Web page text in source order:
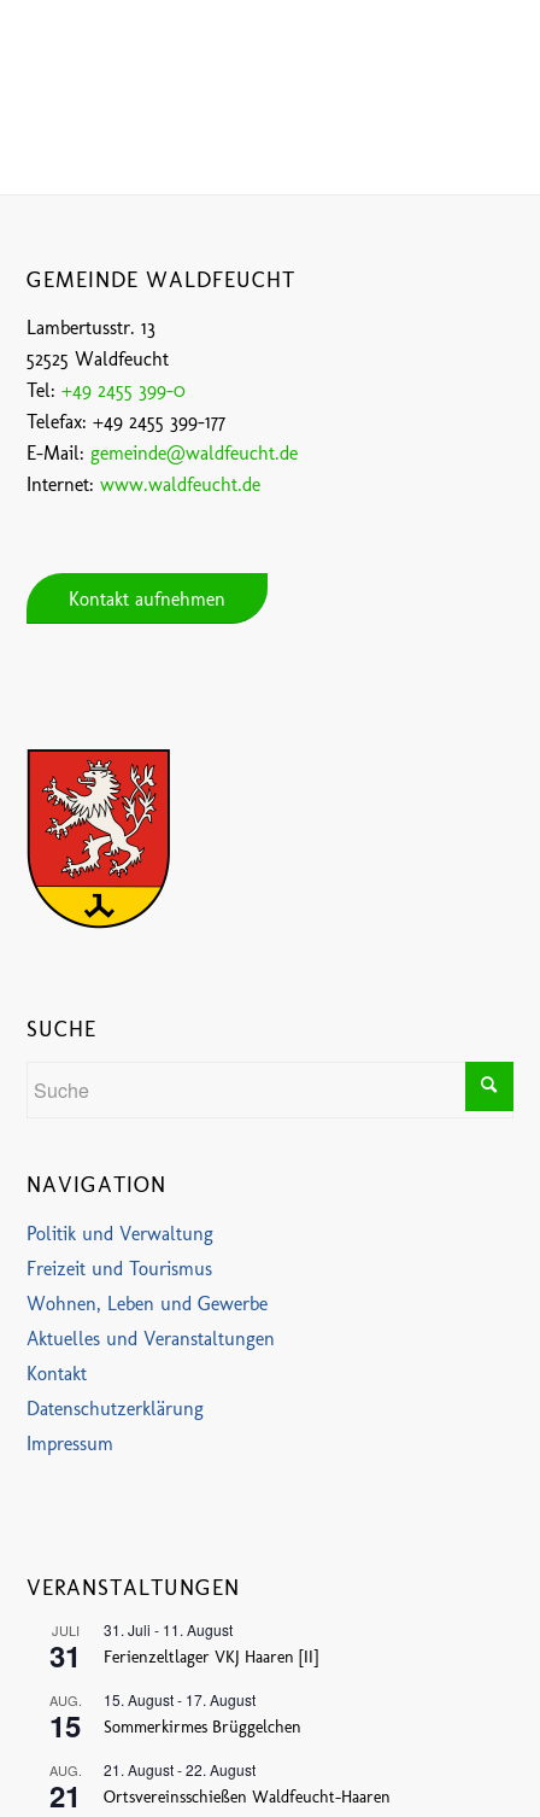
GEMEINDE WALDFEUCHT
Lambertusstr. 13
52525 Waldfeucht
Tel:+49 2455 399-0
Telefax: +49 2455 399-177
E-Mail: gemeinde@waldfeucht.de
Internet:www.waldfeucht.de
Kontakt aufnehmen
SUCHE
NAVIGATION
Politik und Verwaltung
Freizeit und Tourismus
Wohnen, Leben und Gewerbe
Aktuelles und Veranstaltungen
Kontakt
Datenschutzerklärung
Impressum
VERANSTALTUNGEN
JULI
31
31. Juli - 11. August
Ferienzeltlager VKJ Haaren [II]
AUG.
15
15. August- 17. August
Sommerkirmes Brüggelchen
AUG.
21
21. August-22. August
Ortsvereinsschießen Waldfeucht-Haaren